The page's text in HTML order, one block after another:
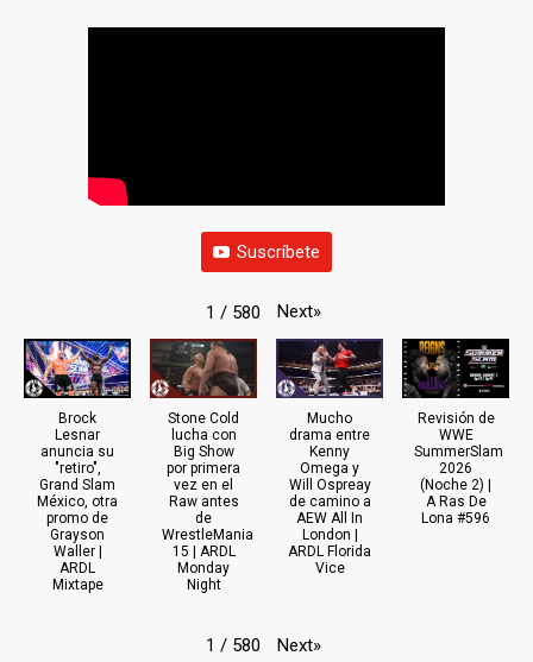
Suscríbete
1 / 580 Next»
Brock
Lesnar
anuncia su
"retiro",
Grand Slam
México, otra
promo de
Grayson
Waller |
ARDL
Mixtape
Stone Cold
lucha con
Big Show
por primera
vez en el
Raw antes
de
WrestleMania
15 | ARDL
Monday
Night
Mucho
drama entre
Kenny
Omega y
Will Ospreay
de camino a
AEW All In
London |
ARDL Florida
Vice
Revisión de
WWE
SummerSlam
2026
(Noche 2) |
A Ras De
Lona #596
1 / 580 Next»